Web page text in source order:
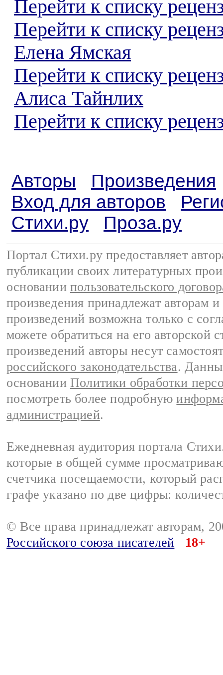
Перейти к списку
Перейти к списку
Елена Ямская
Перейти к списку
Алиса Тайнлих
Перейти к списку
Авторы
Произведения
Вход для авторов
Стихи.ру
Проза.ру
Портал Стихи.ру предоставляет
публикации своих литературных
основании пользовательского
произведения принадлежат авторам
произведений возможна только с
можете обратиться на его авторской
произведений авторы несут
российского законодательства.
основании Политики обработки
посмотреть более подробную
администрацией.
Ежедневная аудитория портала
которые в общей сумме
счетчика посещаемости, который
графе указано по две цифры:
© Все права принадлежат авторам,
Российского союза писателей
18+